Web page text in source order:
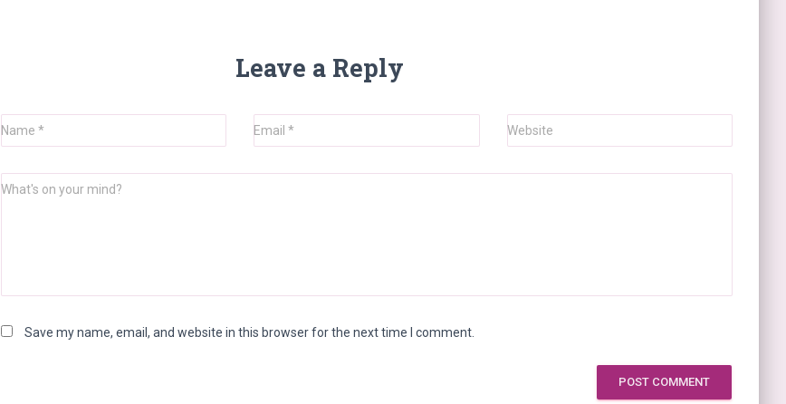
Leave a Reply
Name * Email* Website
What's on your mind?
Save my name, email, and website in this browser for the next time I comment.